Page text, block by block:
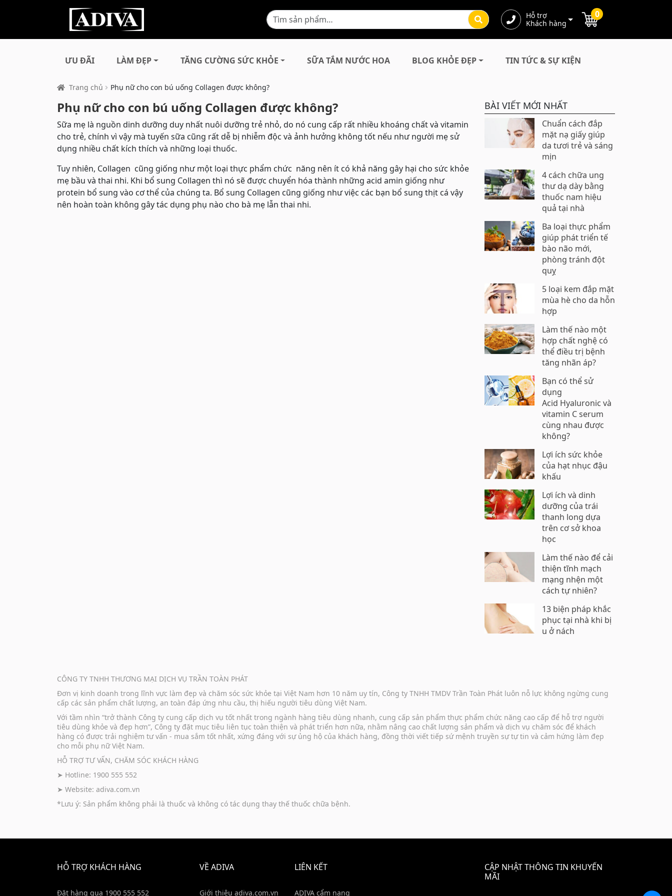
Hỗ trợ
Khách hàng
0
ƯU ĐÃI LÀM ĐẸP TĂNG CƯỜNG SỨC KHỎE SỮA TẮM NƯỚC HOA BLOG KHỎE ĐẸP TIN TỨC & SỰ KIỆN
Trang chủ Phụ nữ cho con bú uống Collagen được không?
Phụ nữ cho con bú uống Collagen được không?
Sữa mẹ là nguồn dinh dưỡng duy nhất nuôi dưỡng trẻ nhỏ, do nó cung cấp rất nhiều khoáng chất và vitamin
cho trẻ, chính vì vậy mà tuyến sữa cũng rất dễ bị nhiễm độc và ảnh hưởng không tốt nếu như người mẹ sử
dụng nhiều chất kích thích và những loại thuốc.
Tuy nhiên, Collagen cũng giống như một loại thực phẩm chức năng nên ít có khả năng gây hại cho sức khỏe
mẹ bầu và thai nhi. Khi bổ sung Collagen thì nó sẽ được chuyển hóa thành những acid amin giống như
protein bổ sung vào cơ thể của chúng ta. Bổ sung Collagen cũng giống như việc các bạn bổ sung thịt cá vậy
nên hoàn toàn không gây tác dụng phụ nào cho bà mẹ lẫn thai nhi.
BÀI VIẾT MỚI NHẤT
Chuẩn cách đắp
mặt nạ giấy giúp
da tươi trẻ và sáng
mịn
4 cách chữa ung
thư dạ dày bằng
thuốc nam hiệu
quả tại nhà
Ba loại thực phẩm
giúp phát triển tế
bào não mới,
phòng tránh đột
quỵ
5 loại kem đắp mặt
mùa hè cho da hỗn
hợp
Làm thế nào một
hợp chất nghệ có
thể điều trị bệnh
tăng nhãn áp?
Bạn có thể sử
dụng
Acid Hyaluronic và
vitamin C serum
cùng nhau được
không?
Lợi ích sức khỏe
của hạt nhục đậu
khấu
Lợi ích và dinh
dưỡng của trái
thanh long dựa
trên cơ sở khoa
học
Làm thế nào để cải
thiện tĩnh mạch
mạng nhện một
cách tự nhiên?
13 biện pháp khắc
phục tại nhà khi bị
u ở nách
CÔNG TY TNHH THƯƠNG MẠI DỊCH VỤ TRẦN TOÀN PHÁT
Đơn vị kinh doanh trong lĩnh vực làm đẹp và chăm sóc sức khỏe tại Việt Nam hơn 10 năm uy tín, Công ty TNHH TMDV Trần Toàn Phát luôn nỗ lực không ngừng cung
cấp các sản phẩm chất lượng, an toàn đáp ứng nhu cầu, thị hiếu người tiêu dùng Việt Nam.
Với tầm nhìn “trở thành Công ty cung cấp dịch vụ tốt nhất trong ngành hàng tiêu dùng nhanh, cung cấp sản phẩm thực phẩm chức năng cao cấp để hỗ trợ người
tiêu dùng khỏe và đẹp hơn”, Công ty đặt mục tiêu liên tục toàn thiện và phát triển hơn nữa, nhằm nâng cao chất lượng sản phẩm và dịch vụ chăm sóc để khách
hàng có được trải nghiệm tư vấn - mua sắm tốt nhất, xứng đáng với sự ủng hộ của khách hàng, đồng thời viết tiếp sứ mệnh truyền sự tự tin và cảm hứng làm đẹp
cho mỗi phụ nữ Việt Nam.
HỖ TRỢ TƯ VẤN, CHĂM SÓC KHÁCH HÀNG
➤ Hotline: 1900 555 552
➤ Website: adiva.com.vn
*Lưu ý: Sản phẩm không phải là thuốc và không có tác dụng thay thế thuốc chữa bệnh.
HỖ TRỢ KHÁCH HÀNG
Đặt hàng qua 1900 555 552
VỀ ADIVA
Giới thiệu adiva.com.vn
LIÊN KẾT
ADIVA cẩm nang
CẬP NHẬT THÔNG TIN KHUYẾN
MÃI